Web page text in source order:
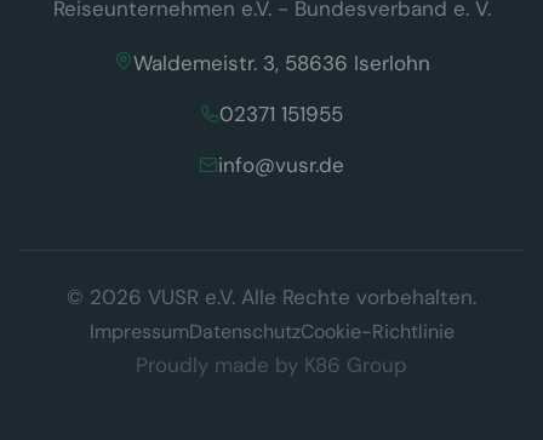
Reiseunternehmen e.V. - Bundesverband e. V.
Waldemeistr. 3, 58636 Iserlohn
02371 151955
info@vusr.de
© 2026 VUSR e.V. Alle Rechte vorbehalten.
ImpressumDatenschutzCookie-Richtlinie
Proudly made by K86 Group
Diese Website verwendet ausschließlich technisch notwendige
TDDDG). Es werden keine Tracking- oder Marketing-Cookies
eingesetzt.Datenschutzerklärung